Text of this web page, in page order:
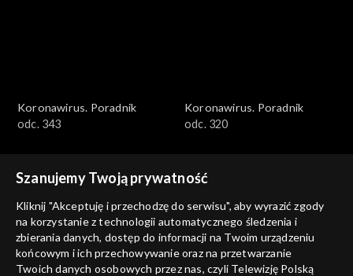
Koronawirus. Poradnik
odc. 343
Koronawirus. Poradnik
odc. 320
Koronawirus. Poradnik
odc. 340
Koronawirus. Poradnik
odc. 342
Szanujemy Twoją prywatność
Kliknij "Akceptuję i przechodzę do serwisu", aby wyrazić zgody
na korzystanie z technologii automatycznego śledzenia i
zbierania danych, dostęp do informacji na Twoim urządzeniu
końcowym i ich przechowywanie oraz na przetwarzanie
Twoich danych osobowych przez nas, czyli Telewizję Polską